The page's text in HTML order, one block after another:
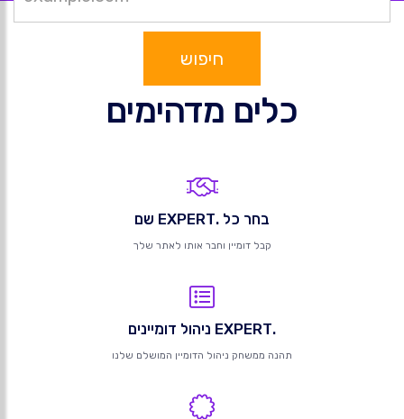
חיפוש
כלים מדהימים
בחר כל .EXPERT שם
קבל דומיין וחבר אותו לאתר שלך
.EXPERT ניהול דומיינים
תהנה ממשחק ניהול הדומיין המושלם שלנו